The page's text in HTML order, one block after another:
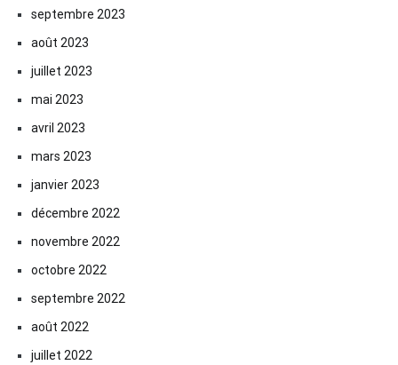
septembre 2023
août 2023
juillet 2023
mai 2023
avril 2023
mars 2023
janvier 2023
décembre 2022
novembre 2022
octobre 2022
septembre 2022
août 2022
juillet 2022